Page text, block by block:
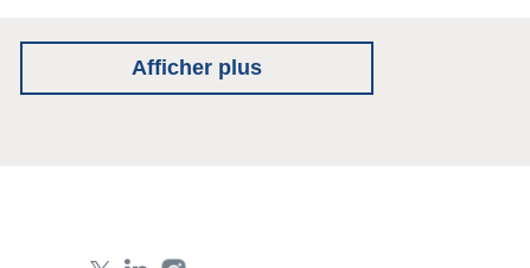
Afficher plus